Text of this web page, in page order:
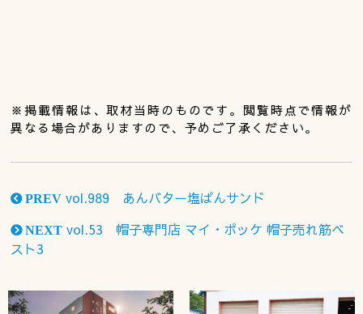
※掲載情報は、取材当時のものです。閲覧時点で情報が
異なる場合がありますので、予めご了承ください。
PREV vol.989 あんバター塩ぱんサンド
NEXT vol.53 帽子専門店 マイ・ポッケ 帽子売れ筋ベ
スト3